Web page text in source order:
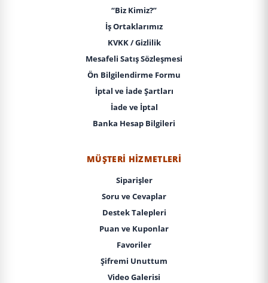
“Biz Kimiz?”
İş Ortaklarımız
KVKK / Gizlilik
Mesafeli Satış Sözleşmesi
Ön Bilgilendirme Formu
İptal ve İade Şartları
İade ve İptal
Banka Hesap Bilgileri
MÜŞTERI HIZMETLERI
Siparişler
Soru ve Cevaplar
Destek Talepleri
Puan ve Kuponlar
Favoriler
Şifremi Unuttum
Video Galerisi